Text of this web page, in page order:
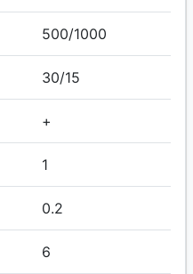
500/1000
30/15
+
1
0.2
6